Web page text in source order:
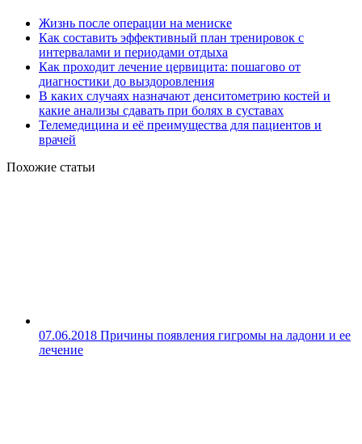
Жизнь после операции на мениске
Как составить эффективный план тренировок с
интервалами и периодами отдыха
Как проходит лечение цервицита: пошагово от
диагностики до выздоровления
В каких случаях назначают денситометрию костей и
какие анализы сдавать при болях в суставах
Телемедицина и её преимущества для пациентов и
врачей
Похожие статьи
07.06.2018 Причины появления гигромы на ладони и ее
лечение